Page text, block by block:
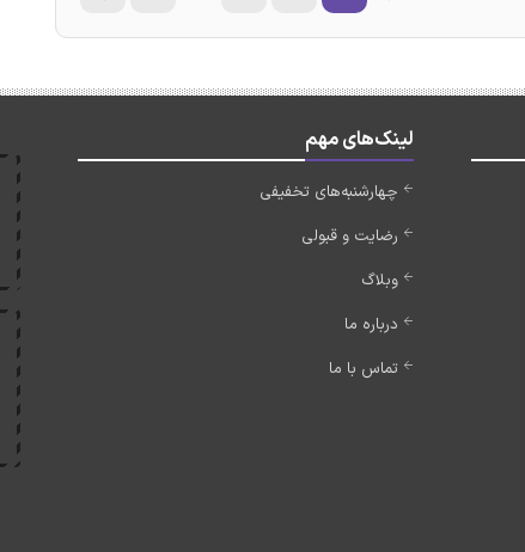
لینک‌های مهم
چهارشنبه‌های تخفیفی
رضایت و قبولی
وبلاگ
درباره ما
تماس با ما